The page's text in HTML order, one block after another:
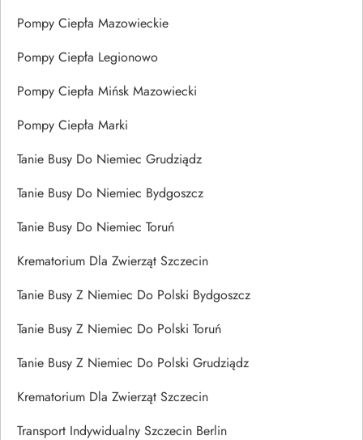
Pompy Ciepła Mazowieckie
Pompy Ciepła Legionowo
Pompy Ciepła Mińsk Mazowiecki
Pompy Ciepła Marki
Tanie Busy Do Niemiec Grudziądz
Tanie Busy Do Niemiec Bydgoszcz
Tanie Busy Do Niemiec Toruń
Krematorium Dla Zwierząt Szczecin
Tanie Busy Z Niemiec Do Polski Bydgoszcz
Tanie Busy Z Niemiec Do Polski Toruń
Tanie Busy Z Niemiec Do Polski Grudziądz
Krematorium Dla Zwierząt Szczecin
Transport Indywidualny Szczecin Berlin